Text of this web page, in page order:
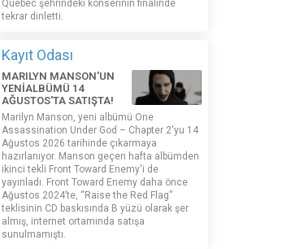
Quebec şehrindeki konserinin finalinde
tekrar dinletti.
Kayıt Odası
MARILYN MANSON'UN
YENİALBÜMÜ 14
AĞUSTOS'TA SATIŞTA!
Marilyn Manson, yeni albümü One
Assassination Under God – Chapter 2'yu 14
Ağustos 2026 tarihinde çıkarmaya
hazırlanıyor. Manson geçen hafta albümden
ikinci tekli Front Toward Enemy'i de
yayınladı. Front Toward Enemy daha önce
Ağustos 2024’te, “Raise the Red Flag”
teklisinin CD baskısında B yüzü olarak şer
almış, internet ortamında satışa
sunulmamıştı.